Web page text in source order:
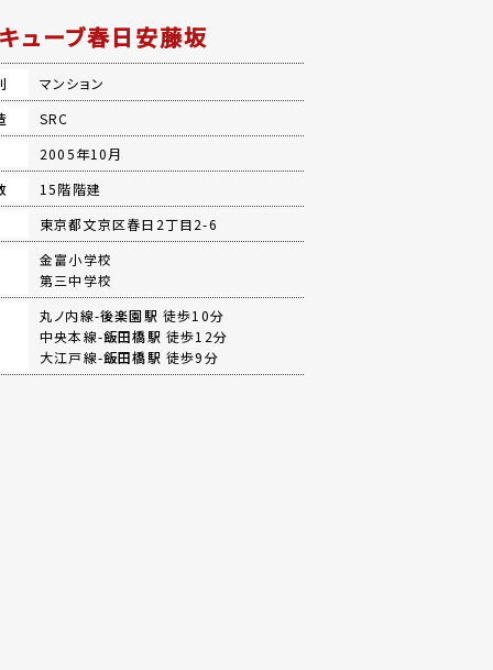
ューブ春日安藤坂
マンション
SRC
2005年10月
15階階建
東京都文京区春日2丁目2-6
金富小学校
第三中学校
丸ノ内線-後楽園駅 徒歩10分
中央本線-飯田橋駅 徒歩12分
大江戸線-飯田橋駅 徒歩9分